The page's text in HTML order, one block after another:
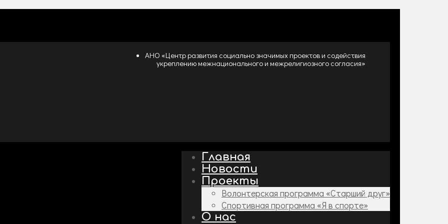
АНО «Центр развития социально значимых проектов и содействия
укреплению межнационального и межрелигиозного согласия»
Главная
Новости
Проекты
Волонтерская программа «Старший друг»
Спортивная программа «Я в спорте»
О нас